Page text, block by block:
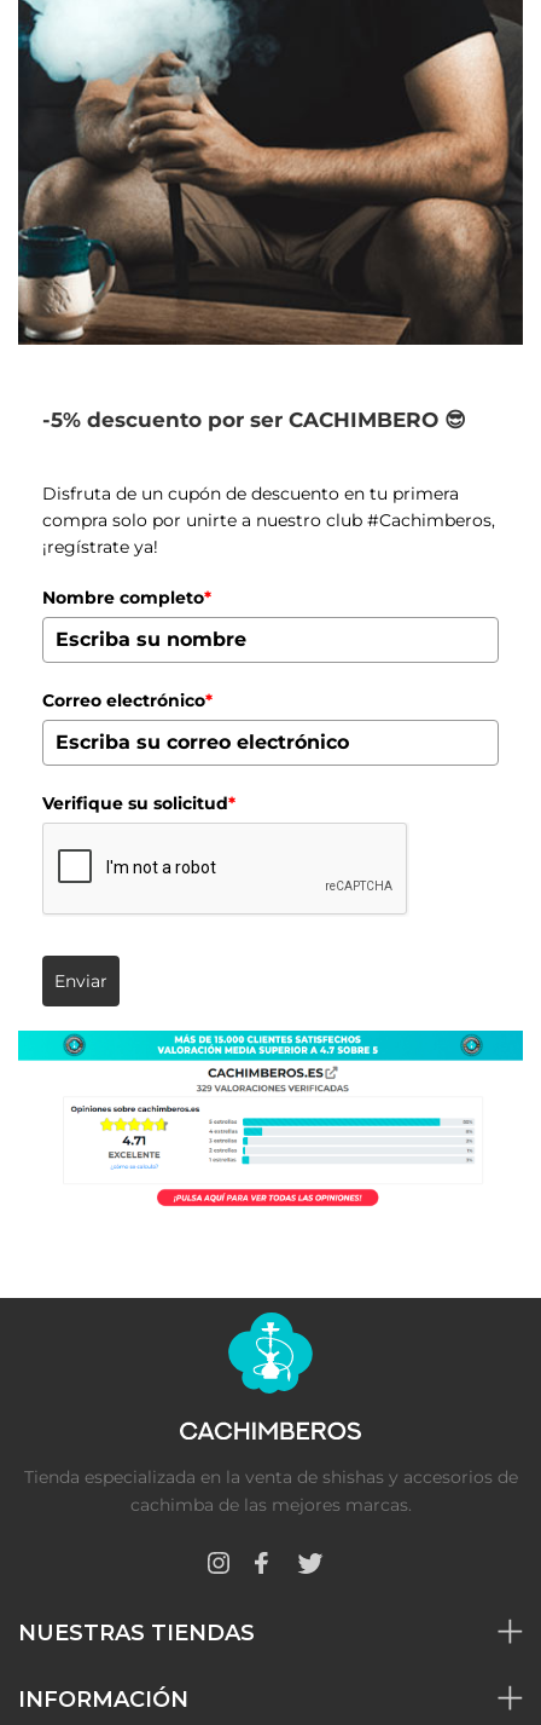
-5% descuento por ser CACHIMBERO 😎
Disfruta de un cupón de descuento en tu primera
compra solo por unirte a nuestro club #Cachimberos,
¡regístrate ya!
Nombre completo*
Correo electrónico*
Verifique su solicitud*
Enviar
Tienda especializada en la venta de shishas y accesorios de
cachimba de las mejores marcas.
NUESTRAS TIENDAS
INFORMACIÓN